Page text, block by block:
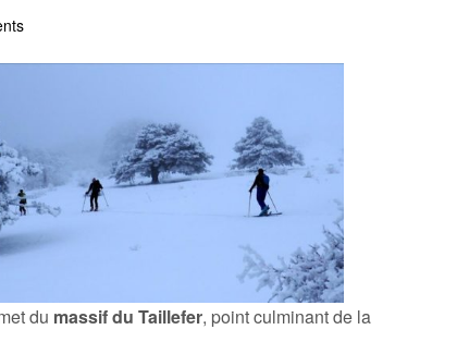
du massif du Taillefer, point culminant de la